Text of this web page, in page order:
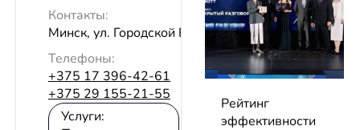
Контакты:
Минск, ул. Городской Вал, 8
Телефоны:
+375 17 396-42-61
+375 29 155-21-55
Услуги:
Рейтинг
эффективности